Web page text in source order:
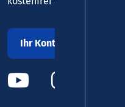
Ihr Kontakt zu uns